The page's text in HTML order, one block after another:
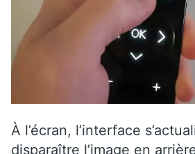
À l’écran, l’interface
disparaître l’image en